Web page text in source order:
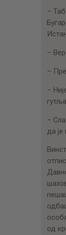
–
–
–
–
–
да
од